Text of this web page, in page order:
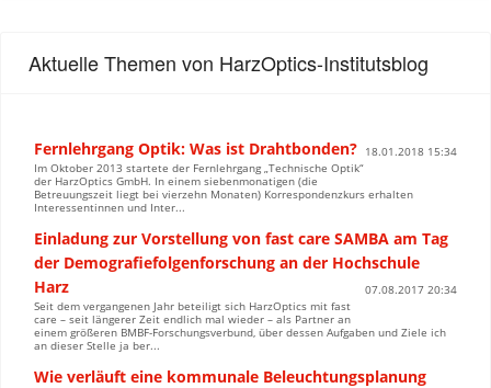
Aktuelle Themen von HarzOptics-Institutsblog
Fernlehrgang Optik: Was ist Drahtbonden? 18.01.2018 15:34
Im Oktober 2013 startete der Fernlehrgang „Technische Optik“
der HarzOptics GmbH. In einem siebenmonatigen (die
Betreuungszeit liegt bei vierzehn Monaten) Korrespondenzkurs erhalten
Interessentinnen und Inter...
Einladung zur Vorstellung von fast care SAMBA am Tag
der Demografiefolgenforschung an der Hochschule
Harz
07.08.2017 20:34
Seit dem vergangenen Jahr beteiligt sich HarzOptics mit fast
care – seit längerer Zeit endlich mal wieder – als Partner an
einem größeren BMBF-Forschungsverbund, über dessen Aufgaben und Ziele ich
an dieser Stelle ja ber...
Wie verläuft eine kommunale Beleuchtungsplanung